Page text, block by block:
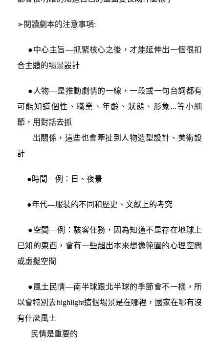
➢閱讀劇本的注意事項:
●中心主旨—抓緊核心之後，才能延伸出一個很扣
合主體的場景設計
●人物—是推動劇情的一線，一段或一句台詞都有
可能知道個性、職業、年齡、狀態、形象...等小細
節，用對話去抓
出關係，這些也會牽扯到人物造型設計、美術設
計
●時間—例：日、夜景
●年代—服裝的不同和歷史、文獻上的考究
●空間—例：駭客任務，因為知道不是存在地球上
已知的東西，會有一些超出本來想像範圍的心理空間
或虛擬空間
●風土民情—南半球跟北半球的季節會不一樣，所
以會特別去highlight這個場景是在哪裡，國家在哪有沒
有什麼風土
民情是重要的